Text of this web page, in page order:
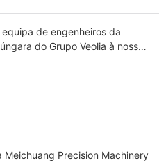
de engenheiros da
do Grupo Veolia à nossa
Meichuang Precision Machinery